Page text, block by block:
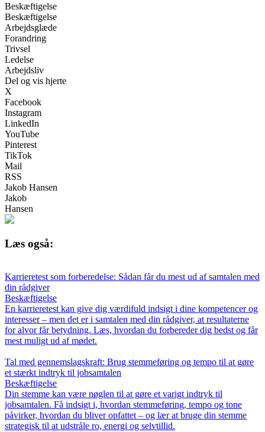
Beskæftigelse
Beskæftigelse
Arbejdsglæde
Forandring
Trivsel
Ledelse
Arbejdsliv
Del og vis hjerte
X
Facebook
Instagram
LinkedIn
YouTube
Pinterest
TikTok
Mail
RSS
Jakob Hansen
Jakob
Hansen
Læs også:
Karrieretest som forberedelse: Sådan får du mest ud af samtalen med
din rådgiver
Beskæftigelse
En karrieretest kan give dig værdifuld indsigt i dine kompetencer og
interesser – men det er i samtalen med din rådgiver, at resultaterne
for alvor får betydning. Læs, hvordan du forbereder dig bedst og får
mest muligt ud af mødet.
Tal med gennemslagskraft: Brug stemmeføring og tempo til at gøre
et stærkt indtryk til jobsamtalen
Beskæftigelse
Din stemme kan være nøglen til at gøre et varigt indtryk til
jobsamtalen. Få indsigt i, hvordan stemmeføring, tempo og tone
påvirker, hvordan du bliver opfattet – og lær at bruge din stemme
strategisk til at udstråle ro, energi og selvtillid.